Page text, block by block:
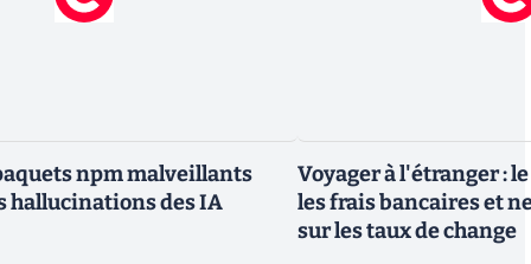
npm malveillants
hallucinations des IA
Voyager à l'étranger :
les frais bancaires et
sur les taux de change